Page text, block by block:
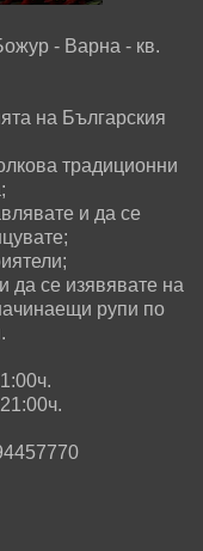
- Варна - кв.
на Българския
традиционни
и да се
да се изявявате на
рупи по